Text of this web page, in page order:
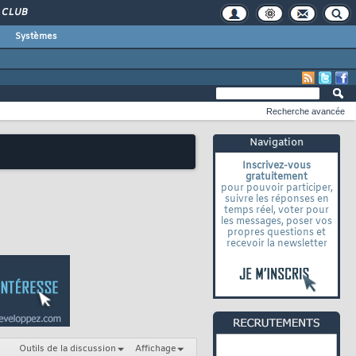
CLUB
Systèmes
Navigation
Inscrivez-vous
gratuitement
pour pouvoir participer,
suivre les réponses en
temps réel, voter pour
les messages, poser vos
propres questions et
recevoir la newsletter
Recherche avancée
Outils de la discussion Affichage